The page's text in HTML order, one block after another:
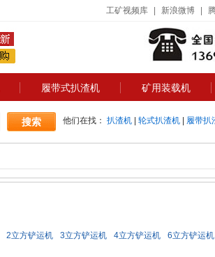
工矿视频库 新浪微博
履带式扒渣机 矿用装载机
他们在找： 扒渣机 轮式扒渣机 履带扒
2立方铲运机 3立方铲运机 4立方铲运机
6立方铲运机